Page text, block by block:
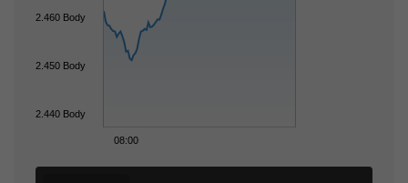
08:00
2.440 Body
2.450 Body
2.460 Body